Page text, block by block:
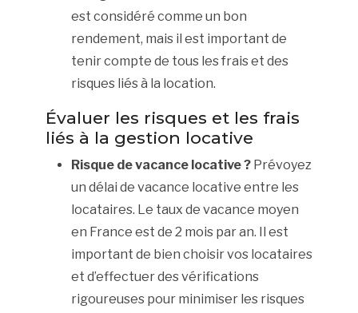
est considéré comme un bon
rendement, mais il est important de
tenir compte de tous les frais et des
risques liés à la location.
Évaluer les risques et les frais
liés à la gestion locative
Risque de vacance locative ? Prévoyez
un délai de vacance locative entre les
locataires. Le taux de vacance moyen
en France est de 2 mois par an. Il est
important de bien choisir vos locataires
et d’effectuer des vérifications
rigoureuses pour minimiser les risques